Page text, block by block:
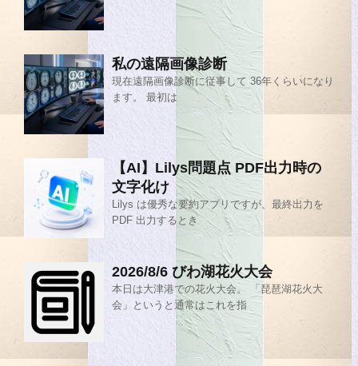
私の遠隔画像診断
現在遠隔画像診断に従事して 36年くらいになり
ます。 最初は
【AI】Lilys問題点 PDF出力時の
文字化け
Lilys は優秀な要約アプリですが、最終出力を
PDF 出力するとき
2026/8/6 びわ湖花火大会
本日は大津港での花火大会。 「琵琶湖花火大
会」というと通常はこれを指